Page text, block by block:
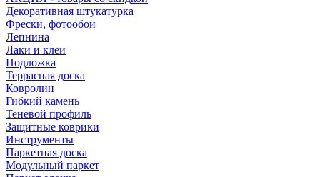
Декоративная штукатурка
Фрески, фотообои
Лепнина
Лаки и клеи
Подложка
Террасная доска
Ковролин
Гибкий камень
Теневой профиль
Защитные коврики
Инструменты
Паркетная доска
Модульный паркет